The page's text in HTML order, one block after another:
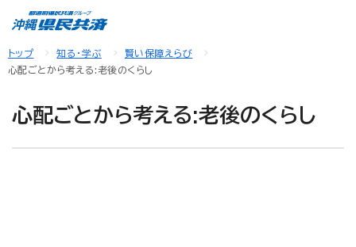
トップ 知る・学ぶ
賢い保障えらび
心配ごとから考える:老後のくらし
心配ごとから考える:老後のくらし